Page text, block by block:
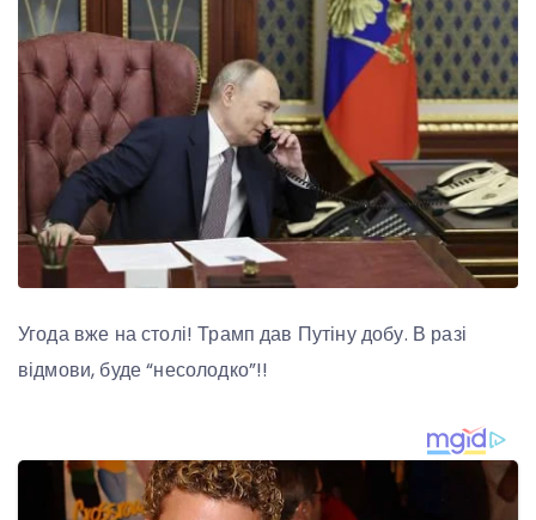
Угода вже на столі! Трамп дав Путіну добу. В разі
відмови, буде “несолодко”!!